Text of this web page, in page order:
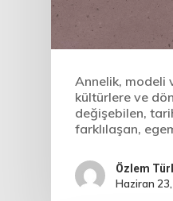
Annelik, modeli
kültürlere ve
değişebilen,
farklılaşan,
Özlem
Haziran